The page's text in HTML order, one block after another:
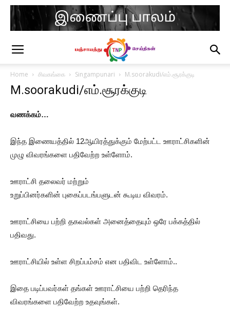
Home சிவகங்கை Singampunari M.soorakudi/எம்.சூரக்குடி
M.soorakudi/எம்.சூரக்குடி
வணக்கம்…
இந்த இணையத்தில் 12ஆயிரத்துக்கும் மேற்பட்ட ஊராட்சிகளின்
முழு விவரங்களை பதிவேற்ற உள்ளோம்.
ஊராட்சி தலைவர் மற்றும்
உறுப்பினர்களின் புகைப்படங்பளுடன் கூடிய விவரம்.
ஊராட்சியை பற்றி தகவல்கள் அனைத்தையும் ஒரே பக்கத்தில்
பதிவது.
ஊராட்சியில் உள்ள சிறப்பம்சம் என பதிவிட உள்ளோம்..
இதை படிப்பவர்கள் தங்கள் ஊராட்சியை பற்றி தெரிந்த
விவரங்களை பதிவேற்ற உதவுங்கள்.